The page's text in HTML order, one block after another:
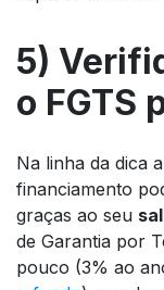
5)
o FGTS
Na linha da dica
financiamento
graças ao seu
de Garantia por
pouco (3% ao